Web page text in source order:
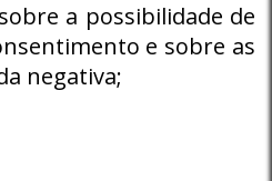
a possibilidade de
e sobre as
negativa;